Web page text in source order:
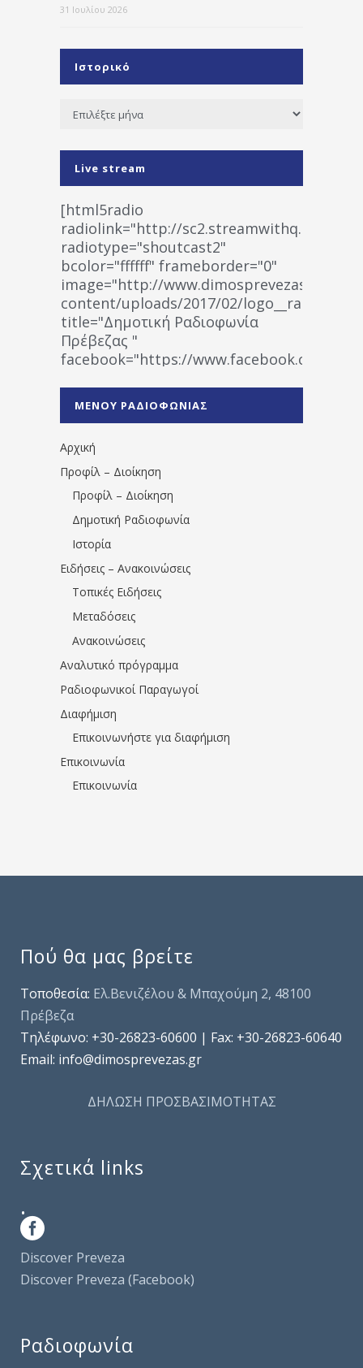
31 Ιουλίου 2026
Ιστορικό
Ιστορικό
Live stream
[html5radio
radiolink="http://
radiotype="shoutcast2"
bcolor="ffffff" frameborder="0"
image="http://www.dimosprevezas.gr/wp-
content/uploads/2017/02/
title="Δημοτική Ραδιοφωνία
Πρέβεζας "
facebook="https://www.facebook.com/
1531194763766854/" artist="" ]
ΜΕΝΟΥ ΡΑΔΙΟΦΩΝΙΑΣ
Αρχική
Προφίλ – Διοίκηση
Προφίλ – Διοίκηση
Δημοτική Ραδιοφωνία
Ιστορία
Ειδήσεις – Ανακοινώσεις
Τοπικές Ειδήσεις
Μεταδόσεις
Ανακοινώσεις
Αναλυτικό πρόγραμμα
Ραδιοφωνικοί Παραγωγοί
Διαφήμιση
Επικοινωνήστε για διαφήμιση
Επικοινωνία
Επικοινωνία
Πού θα μας βρείτε
Τοποθεσία: Ελ.Βενιζέλου & Μπαχούμη 2, 48100
Πρέβεζα
Τηλέφωνo: +30-26823-60600 | Fax: +30-26823-60640
Email: info@dimosprevezas.gr
ΔΗΛΩΣΗ ΠΡΟΣΒΑΣΙΜΟΤΗΤΑΣ
Σχετικά links
.
Discover Preveza
Discover Preveza (Facebook)
Ραδιοφωνία